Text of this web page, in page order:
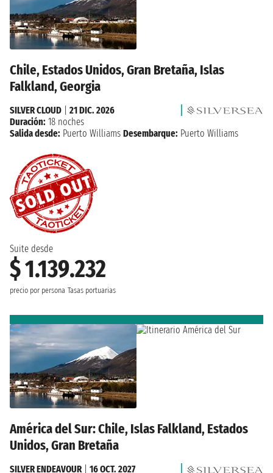
Chile, Estados Unidos, Gran Bretaña, Islas
Falkland, Georgia
Suite desde
$ 1.139.232
precio por persona Tasas portuarias
SILVER CLOUD
21 DIC. 2026
Duración: 18 noches
Salida desde: Puerto Williams Desembarque: Puerto Williams
América del Sur: Chile, Islas Falkland, Estados
Unidos, Gran Bretaña
SILVER ENDEAVOUR| 16 OCT. 2027